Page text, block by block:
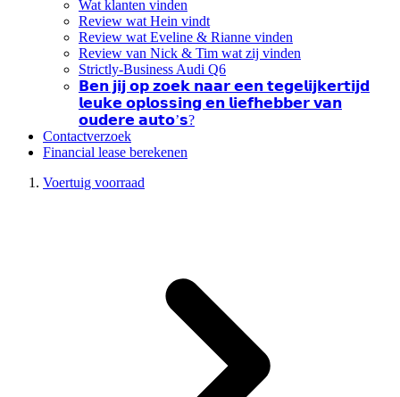
Wat klanten vinden
Review wat Hein vindt
Review wat Eveline & Rianne vinden
Review van Nick & Tim wat zij vinden
Strictly-Business Audi Q6
𝗕𝗲𝗻 𝗷𝗶𝗷 𝗼𝗽 𝘇𝗼𝗲𝗸 𝗻𝗮𝗮𝗿 𝗲𝗲𝗻 𝘁𝗲𝗴𝗲𝗹𝗶𝗷𝗸𝗲𝗿𝘁𝗶𝗷𝗱
𝗹𝗲𝘂𝗸𝗲 𝗼𝗽𝗹𝗼𝘀𝘀𝗶𝗻𝗴 𝗲𝗻 𝗹𝗶𝗲𝗳𝗵𝗲𝗯𝗯𝗲𝗿 𝘃𝗮𝗻
𝗼𝘂𝗱𝗲𝗿𝗲 𝗮𝘂𝘁𝗼’𝘀?
Contactverzoek
Financial lease berekenen
Voertuig voorraad